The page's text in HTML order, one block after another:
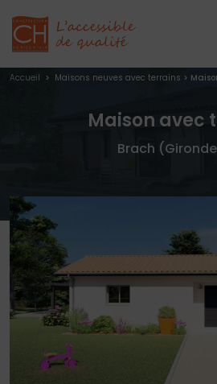
Accueil > Maisons neuves avec terrains >
Maison avec
Brach